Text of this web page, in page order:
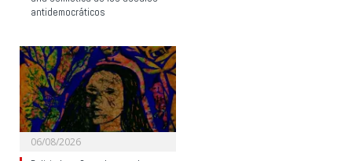
antidemocráticos
06/08/2026